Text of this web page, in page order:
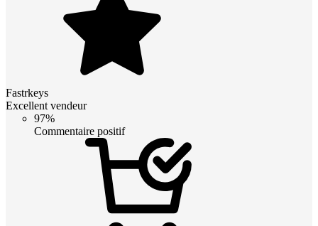
Fastrkeys
Excellent vendeur
97%
Commentaire positif